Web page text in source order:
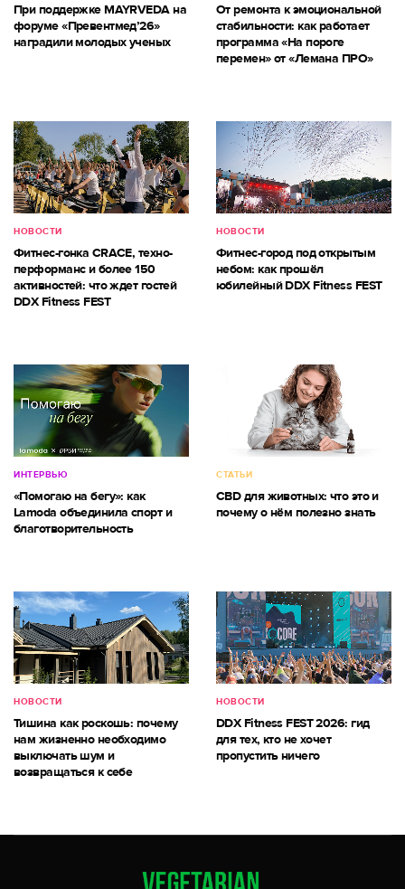
При поддержке MAYRVEDA на
форуме «Превентмед’26»
наградили молодых ученых
От ремонта к эмоциональной
стабильности: как работает
программа «На пороге
перемен» от «Лемана ПРО»
НОВОСТИ
Фитнес-гонка CRACE, техно-
перформанс и более 150
активностей: что ждет гостей
DDX Fitness FEST
НОВОСТИ
Фитнес-город под открытым
небом: как прошёл
юбилейный DDX Fitness FEST
ИНТЕРВЬЮ
«Помогаю на бегу»: как
Lamoda объединила спорт и
благотворительность
СТАТЬИ
CBD для животных: что это и
почему о нём полезно знать
НОВОСТИ
Тишина как роскошь: почему
нам жизненно необходимо
выключать шум и
возвращаться к себе
НОВОСТИ
DDX Fitness FEST 2026: гид
для тех, кто не хочет
пропустить ничего